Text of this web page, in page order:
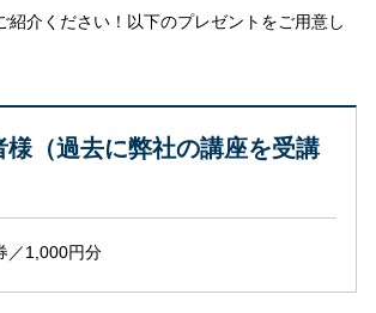
紹介ください！以下のプレゼントをご用意し
様（過去に弊社の講座を受講
／1,000円分